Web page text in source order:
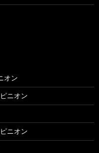
オン
ニオン
ニオン